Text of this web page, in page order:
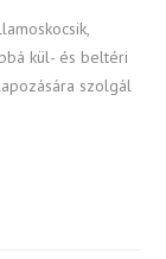
kül- és beltéri
szolgál